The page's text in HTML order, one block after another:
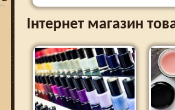
Інтернет магазин